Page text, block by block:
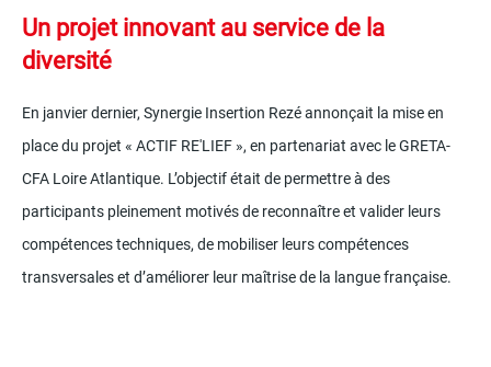
Un projet innovant au service de la
diversité
En janvier dernier, Synergie Insertion Rezé annonçait la mise en
place du projet « ACTIF RE'LIEF », en partenariat avec le GRETA-
CFA Loire Atlantique. L’objectif était de permettre à des
participants pleinement motivés de reconnaître et valider leurs
compétences techniques, de mobiliser leurs compétences
transversales et d’améliorer leur maîtrise de la langue française.